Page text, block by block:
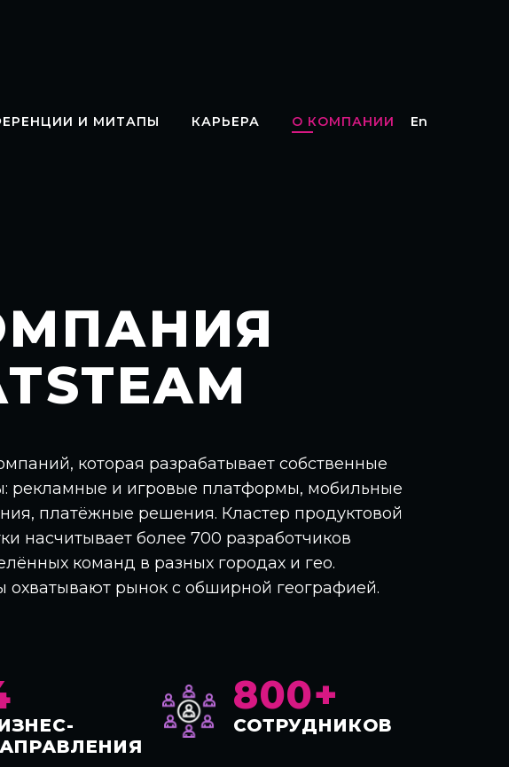
И МИТАПЫ КАРЬЕРА О КОМПАНИИ En
которая разрабатывает собственные
рекламные и игровые платформы, мобильные
платёжные решения. Кластер продуктовой
насчитывает более 700 разработчиков
команд в разных городах и гео.
охватывают рынок с обширной географией.
800+
СОТРУДНИКОВ